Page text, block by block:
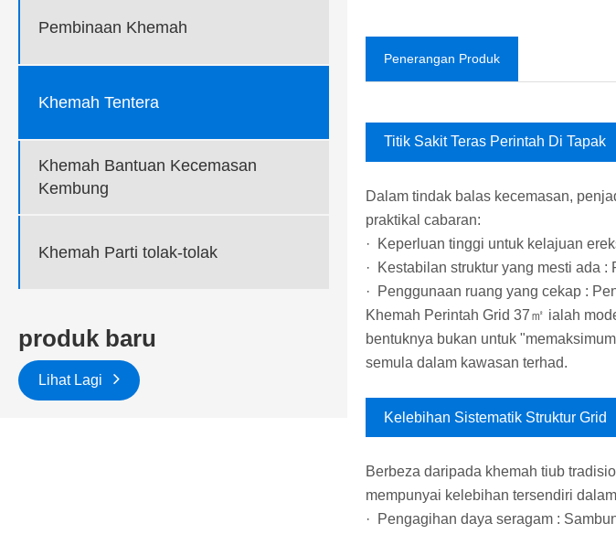
Pembinaan Khemah
Khemah Tentera
Khemah Bantuan Kecemasan
Kembung
Khemah Parti tolak-tolak
produk baru
Lihat Lagi
Penerangan Produk
Titik Sakit Teras Perintah Di Tapak
Dalam tindak balas kecemasan,
praktikal cabaran:
· Keperluan tinggi untuk kelajuan
· Kestabilan struktur yang mesti ada
· Penggunaan ruang yang cekap :
Khemah Perintah Grid 37㎡ ialah
bentuknya bukan untuk
semula dalam kawasan terhad.
Kelebihan Sistematik Struktur Grid
Berbeza daripada khemah tiub
mempunyai kelebihan tersendiri
· Pengagihan daya seragam :